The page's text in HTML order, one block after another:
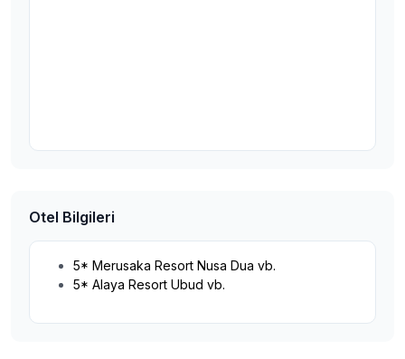
Otel Bilgileri
5* Merusaka Resort Nusa Dua vb.
5* Alaya Resort Ubud vb.